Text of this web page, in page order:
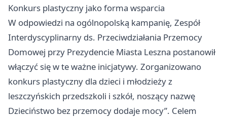
Konkurs plastyczny jako forma wsparcia
W odpowiedzi na ogólnopolską kampanię, Zespół
Interdyscyplinarny ds. Przeciwdziałania Przemocy
Domowej przy Prezydencie Miasta Leszna postanowił
włączyć się w te ważne inicjatywy. Zorganizowano
konkurs plastyczny dla dzieci i młodzieży z
leszczyńskich przedszkoli i szkół, noszący nazwę
Dzieciństwo bez przemocy dodaje mocy”. Celem